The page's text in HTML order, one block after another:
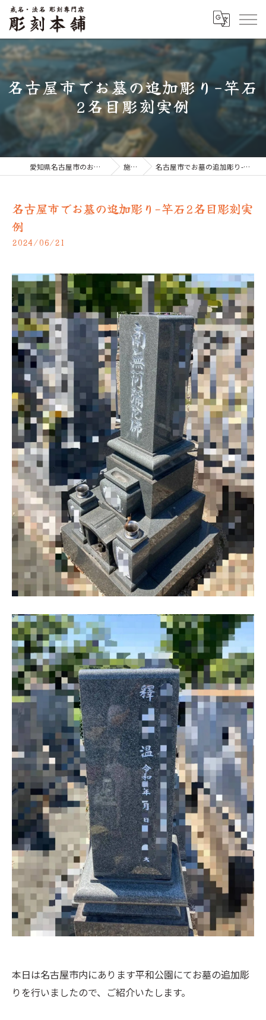
名古屋市でお墓の追加彫り-竿石
2名目彫刻実例
愛知県名古屋市のお墓なら彫刻本舗 施工例 名古屋市でお墓の追加彫り-竿石2名目彫刻実例
名古屋市でお墓の追加彫り-竿石2名目彫刻実
例
2024/06/21
本日は名古屋市内にあります平和公園にてお墓の追加彫
りを行いましたので、ご紹介いたします。